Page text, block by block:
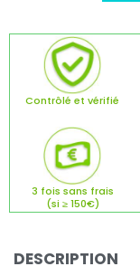
Contrôlé et vérifié
3 fois sans frais
(si ≥ 150€)
DESCRIPTION